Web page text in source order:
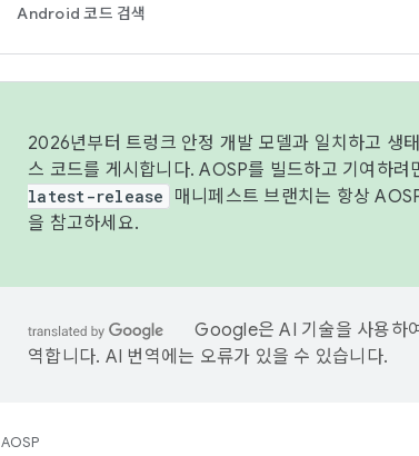
Android 코드 검색
2026년부터 트렁크 안정 개발 모델과 일치하고 생
스 코드를 게시합니다. AOSP를 빌드하고 기여하려
latest-release
매니페스트 브랜치는 항상
을 참고하세요.
Google은 AI 기술을 사용하
역합니다. AI 번역에는 오류가 있을 수 있습니다.
AOSP